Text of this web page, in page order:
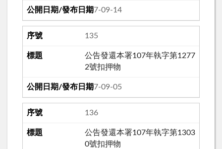
107-09-14
135
公告發還本署107年執字第1277
2號扣押物
107-09-05
136
公告發還本署107年執字第1303
0號扣押物